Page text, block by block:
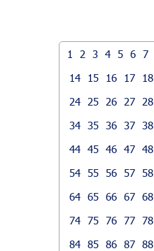
1 2 3 4 5 6 7
14
15 16 17 18
24
25 26 27 28
34 35 36 37 38
44 45 46 47 48
54 55 56 57 58
64 65 66 67 68
74 75 76 77 78
84 85 86 87 88